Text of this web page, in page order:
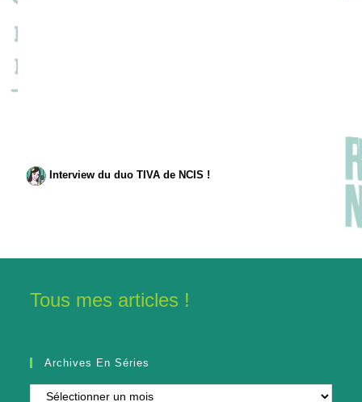
Interview du duo TIVA de NCIS !
Tous mes articles !
Archives En Séries
Archives